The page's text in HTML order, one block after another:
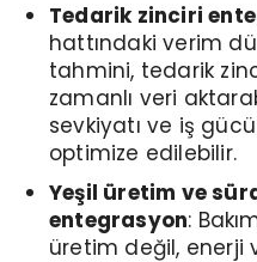
Tedarik zinciri
hattındaki verim
tahmini, tedarik
zamanlı veri
sevkiyatı ve iş
optimize edilebilir.
Yeşil üretim ve
entegrasyon:
üretim değil, enerji